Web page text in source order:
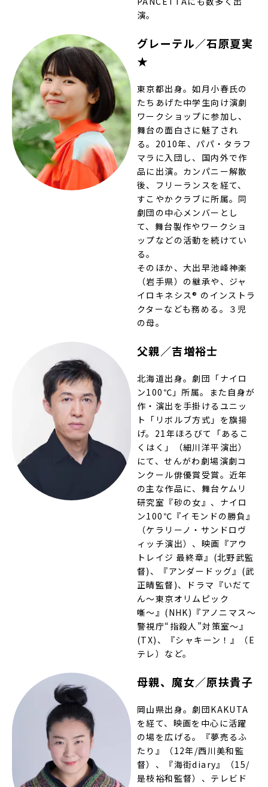
演。
グレーテル／石原夏実
★
東京都出身。如月小春氏の
たちあげた中学生向け演劇
ワークショップに参加し、
舞台の面白さに魅了され
る。2010年、パパ・タラフ
マラに入団し、国内外で作
品に出演。カンパニー解散
後、フリーランスを経て、
すこやかクラブに所属。同
劇団の中心メンバーとし
て、舞台製作やワークショ
ップなどの活動を続けてい
る。
そのほか、大出早池峰神楽
（岩手県）の継承や、ジャ
イロキネシス®︎ のインストラ
クターなども務める。３児
の母。
父親／吉増裕士
北海道出身。劇団「ナイロ
ン100℃」所属。また自身が
作・演出を手掛けるユニッ
ト「リボルブ方式」を旗揚
げ。21年ほろびて「あるこ
くはく」（細川洋平演出）
にて、せんがわ劇場演劇コ
ンクール俳優賞受賞。近年
の主な作品に、舞台ケムリ
研究室『砂の女』、ナイロ
ン100℃『イモンドの勝負』
（ケラリーノ・サンドロヴ
ィッチ演出）、映画『アウ
トレイジ 最終章』(北野武監
督)、『アンダードッグ』(武
正晴監督)、ドラマ『いだて
ん〜東京オリムピック
噺〜』(NHK)『アノニマス〜
警視庁“指殺人”対策室〜』
(TX)、『シャキーン！』（E
テレ）など。
母親、魔女／原扶貴子
岡山県出身。劇団KAKUTA
を経て、映画を中心に活躍
の場を広げる。『夢売るふ
たり』（12年/西川美和監
督）、『海街diary』（15/
是枝裕和監督）、テレビド